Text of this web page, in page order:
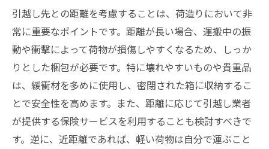
引越し先との距離を考慮することは、荷造りにおいて非
常に重要なポイントです。距離が長い場合、運搬中の振
動や衝撃によって荷物が損傷しやすくなるため、しっか
りとした梱包が必要です。特に壊れやすいものや貴重品
は、緩衝材を多めに使用し、密閉された箱に収納するこ
とで安全性を高めます。また、距離に応じて引越し業者
が提供する保険サービスを利用することも検討すべきで
す。逆に、近距離であれば、軽い荷物は自分で運ぶこと